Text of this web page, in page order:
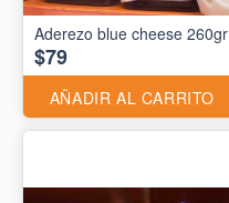
Aderezo blue cheese 260gr
$79
AÑADIR AL CARRITO